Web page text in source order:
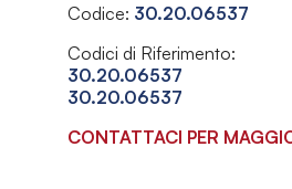
Codice: 30.20.06537
Codici di Riferimento:
30.20.06537
30.20.06537
CONTATTACI PER